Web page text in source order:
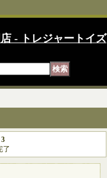
- トレジャートイズ
了